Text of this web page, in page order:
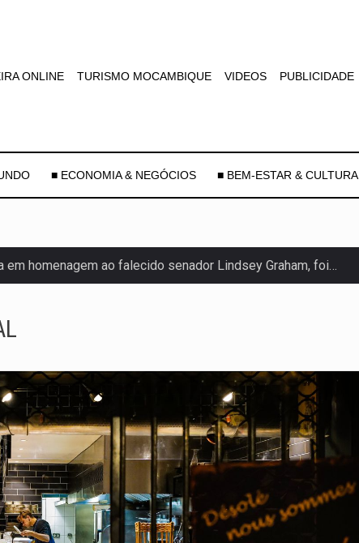
ONLINE TURISMO MOCAMBIQUE VIDEOS PUBLICIDADE
■ ECONOMIA & NEGÓCIOS ■ BEM-ESTAR & CULTURA
em homenagem ao falecido senador Lindsey Graham, foi…
norte-americano confirmou que cidadãos dos Estados…
duas equipas que chegaram…
um marco para a astronomia moderna. Embora…
canadianas, mais de 200 incêndios florestais continuam…
de saúde da Faixa de…
anunciou a detenção de mais um suspeito…